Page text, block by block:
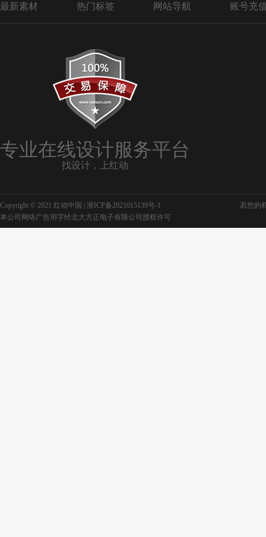
最新素材 热门标签 网站导航 账号充
专业在线设计服务平台
找设计，上红动
Copyright © 2021 红动中国 | 浙ICP备2021015139号-1
若您的
本公司网络广告用字经北大方正电子有限公司授权许可